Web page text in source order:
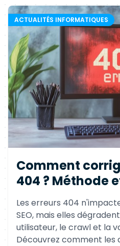
ACTUALITÉS INFORMATIQUES
Comment
404 ? Méthode
Les erreurs 404
SEO, mais elles
utilisateur, le crawl et la
Découvrez comment les